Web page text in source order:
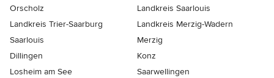
Orscholz
Landkreis Saarlouis
Landkreis Trier-Saarburg
Landkreis Merzig-Wadern
Saarlouis
Merzig
Dillingen
Konz
Losheim am See
Saarwellingen